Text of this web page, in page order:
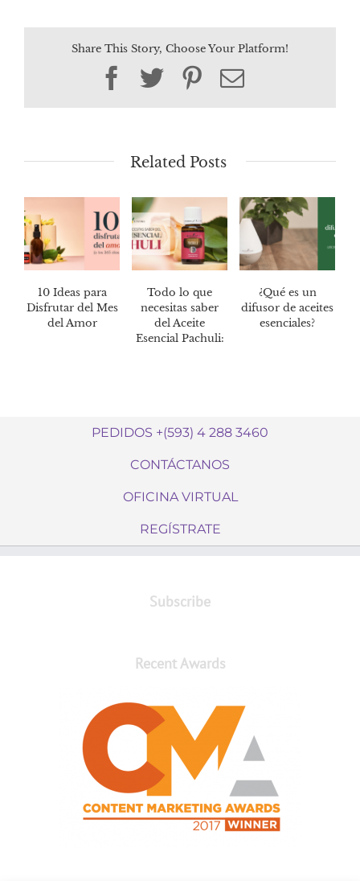
Share This Story, Choose Your Platform!
Facebook
TwitterPinterest
Email
Related Posts
10 Ideas para
Disfrutar del Mes
del Amor
Todo lo que
necesitas saber
del Aceite
Esencial Pachuli:
¿Qué es un
difusor de aceites
esenciales?
PEDIDOS +(593) 4 288 3460
CONTÁCTANOS
OFICINA VIRTUAL
REGÍSTRATE
Subscribe
Recent Awards